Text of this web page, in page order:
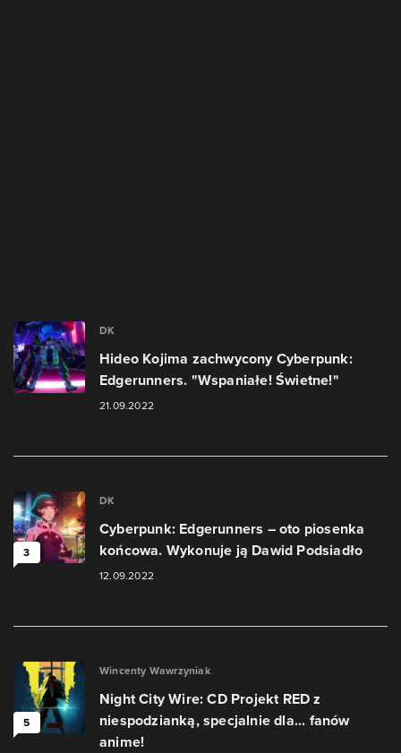
DK
Hideo Kojima zachwycony Cyberpunk:
Edgerunners. "Wspaniałe! Świetne!"
21.09.2022
3
DK
Cyberpunk: Edgerunners – oto piosenka
końcowa. Wykonuje ją Dawid Podsiadło
12.09.2022
5
Wincenty Wawrzyniak
Night City Wire: CD Projekt RED z
niespodzianką, specjalnie dla... fanów
anime!